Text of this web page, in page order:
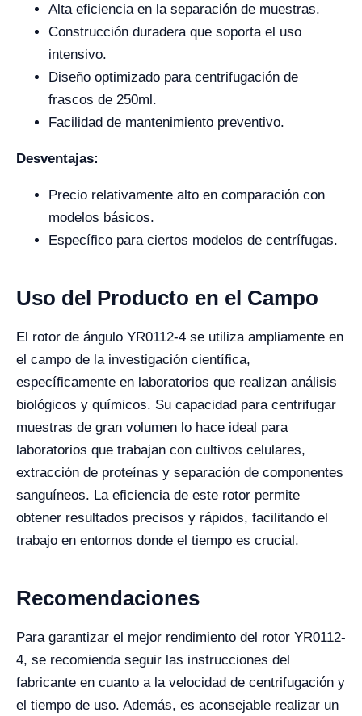
Alta eficiencia en la separación de muestras.
Construcción duradera que soporta el uso
intensivo.
Diseño optimizado para centrifugación de
frascos de 250ml.
Facilidad de mantenimiento preventivo.
Desventajas:
Precio relativamente alto en comparación con
modelos básicos.
Específico para ciertos modelos de centrífugas.
Uso del Producto en el Campo
El rotor de ángulo YR0112-4 se utiliza ampliamente en
el campo de la investigación científica,
específicamente en laboratorios que realizan análisis
biológicos y químicos. Su capacidad para centrifugar
muestras de gran volumen lo hace ideal para
laboratorios que trabajan con cultivos celulares,
extracción de proteínas y separación de componentes
sanguíneos. La eficiencia de este rotor permite
obtener resultados precisos y rápidos, facilitando el
trabajo en entornos donde el tiempo es crucial.
Recomendaciones
Para garantizar el mejor rendimiento del rotor YR0112-
4, se recomienda seguir las instrucciones del
fabricante en cuanto a la velocidad de centrifugación y
el tiempo de uso. Además, es aconsejable realizar un